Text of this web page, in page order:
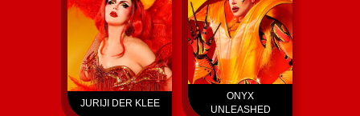
JURIJI DER KLEE
ONYX
UNLEASHED